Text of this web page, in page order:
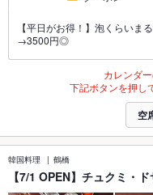
【平日がお得！】泡くらい
→3500円◎
カレンダ
下記ボタンを押し
空
韓国料理 鶴橋
【7/1 OPEN】チュクミ・